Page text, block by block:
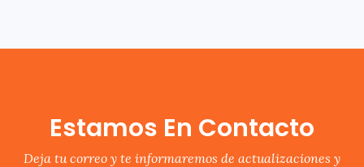
Estamos En Contacto
Deja tu correo y te informaremos de actualizaciones y